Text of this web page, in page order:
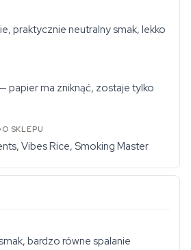
praktycznie neutralny smak, lekko
papier ma zniknąć, zostaje tylko
Vibes Rice, Smoking Master
bardzo równe spalanie